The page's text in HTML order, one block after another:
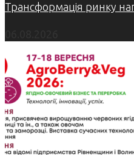
Трансформація ринку